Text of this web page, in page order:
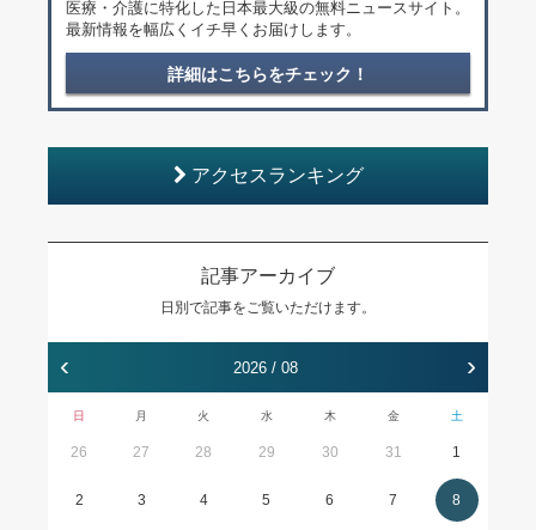
医療・介護に特化した日本最大級の無料ニュースサイト。
最新情報を幅広くイチ早くお届けします。
詳細はこちらをチェック！
アクセスランキング
記事アーカイブ
日別で記事をご覧いただけます。
‹ 2026 / 08 ›
日 月 火 水 木 金 土
26 27 28 29 30 31 1
2 3 4 5 6 7 8